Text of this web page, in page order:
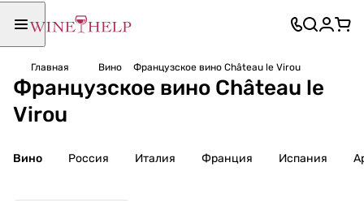
Главная Вино Французское вино Château le Virou
Французское вино Château le
Virou
Вино Россия Италия Франция Испания